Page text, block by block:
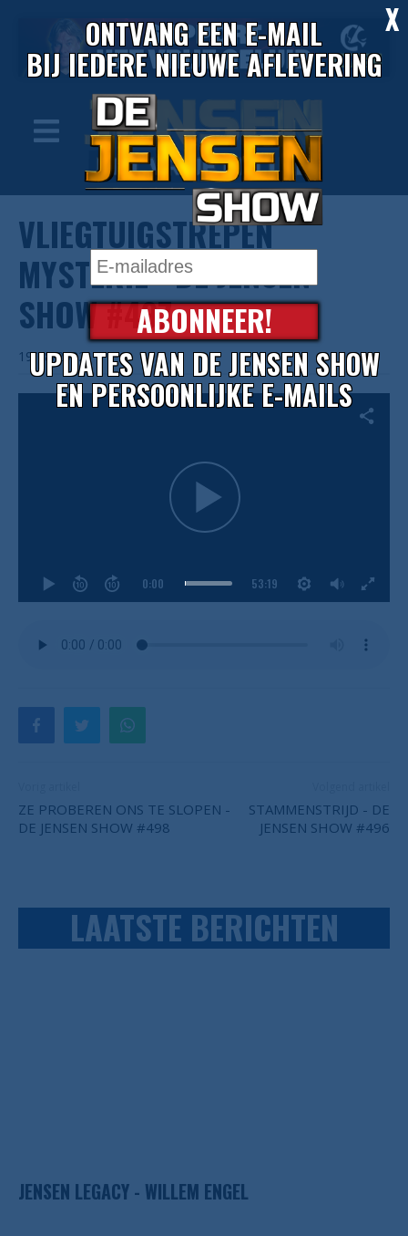
VLIEGTUIGSTREPEN
MYSTERIE - DE JENSEN
SHOW #497
19/08/2022
0:00 53:19
ZE PROBEREN ONS TE SLOPEN -
DE JENSEN SHOW #498
STAMMENSTRIJD - DE
JENSEN SHOW #496
LAATSTE BERICHTEN
JENSEN LEGACY - WILLEM ENGEL
X
ONTVANG EEN E-MAIL
BIJ IEDERE NIEUWE AFLEVERING
ABONNEER!
UPDATES VAN DE JENSEN SHOW
EN PERSOONLIJKE E-MAILS